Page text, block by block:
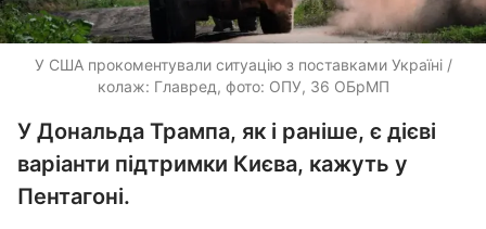
У США прокоментували ситуацію з поставками Україні /
колаж: Главред, фото: ОПУ, 36 ОБрМП
У Дональда Трампа, як і раніше, є дієві
варіанти підтримки Києва, кажуть у
Пентагоні.